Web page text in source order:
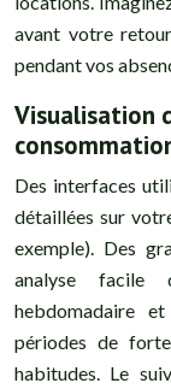
avant votre
pendant vos
Visualisation
Des interfaces
détaillées sur
exemple). Des
analyse facile
hebdomadaire
périodes de
habitudes. Le